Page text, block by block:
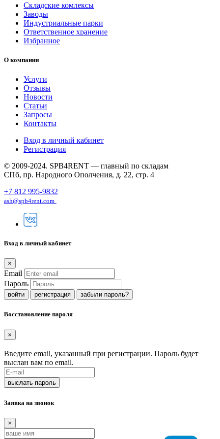
Складские комлексы
Заводы
Индустриальные парки
Ответственное хранение
Избранное
О компании
Услуги
Отзывы
Новости
Статьи
Запросы
Контакты
Вход в личный кабинет
Регистрация
© 2009-2024. SPB4RENT — главный по складам
СПб, пр. Народного Ополчения, д. 22, стр. 4
+7 812 995-9832
ash@spb4rent.com
Вход в личный кабинет
×
Email
Пароль
регистрация забыли пароль?
Восстановление пароля
×
Введите email, указанный при регистрации. Пароль будет
выслан вам по email.
Заявка на звонок
×